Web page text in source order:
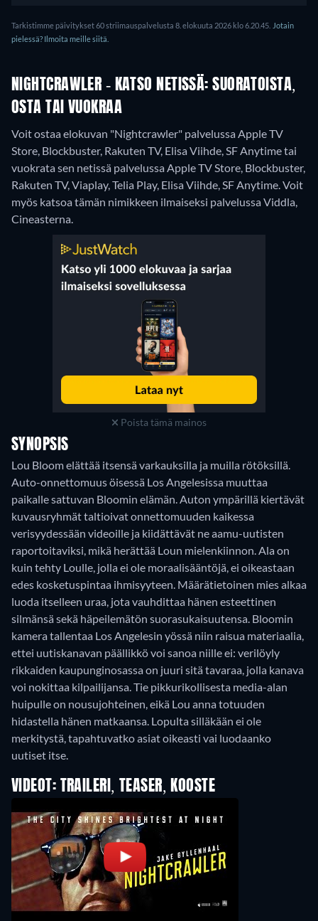
Tarkistimme päivitykset 60 striimauspalvelusta 8. elokuuta 2026 klo 6.20.45. Jotain
pielessä? Ilmoita meille siitä.
NIGHTCRAWLER - KATSO NETISSÄ: SUORATOISTA,
OSTA TAI VUOKRAA
Voit ostaa elokuvan "Nightcrawler" palvelussa Apple TV
Store, Blockbuster, Rakuten TV, Elisa Viihde, SF Anytime tai
vuokrata sen netissä palvelussa Apple TV Store, Blockbuster,
Rakuten TV, Viaplay, Telia Play, Elisa Viihde, SF Anytime.Voit
myös katsoa tämän nimikkeen ilmaiseksi palvelussa Viddla,
Cineasterna.
Poista tämä mainos
SYNOPSIS
Lou Bloom elättää itsensä varkauksilla ja muilla rötöksillä.
Auto-onnettomuus öisessä Los Angelesissa muuttaa
paikalle sattuvan Bloomin elämän. Auton ympärillä kiertävät
kuvausryhmät taltioivat onnettomuuden kaikessa
verisyydessään videoille ja kiidättävät ne aamu-uutisten
raportoitaviksi, mikä herättää Loun mielenkiinnon. Ala on
kuin tehty Loulle, jolla ei ole moraalisääntöjä, ei oikeastaan
edes kosketuspintaa ihmisyyteen. Määrätietoinen mies alkaa
luoda itselleen uraa, jota vauhdittaa hänen esteettinen
silmänsä sekä häpeilemätön suorasukaisuutensa. Bloomin
kamera tallentaa Los Angelesin yössä niin raisua materiaalia,
ettei uutiskanavan päällikkö voi sanoa niille ei: verilöyly
rikkaiden kaupunginosassa on juuri sitä tavaraa, jolla kanava
voi nokittaa kilpailijansa. Tie pikkurikollisesta media-alan
huipulle on nousujohteinen, eikä Lou anna totuuden
hidastella hänen matkaansa. Lopulta silläkään ei ole
merkitystä, tapahtuvatko asiat oikeasti vai luodaanko
uutiset itse.
VIDEOT: TRAILERI, TEASER, KOOSTE